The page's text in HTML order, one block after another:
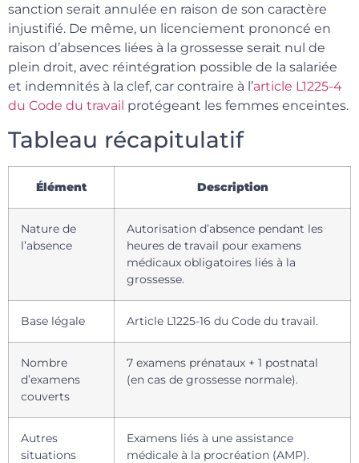
sanction serait annulée en raison de son caractère
injustifié. De même, un licenciement prononcé en
raison d’absences liées à la grossesse serait nul de
plein droit, avec réintégration possible de la salariée
et indemnités à la clef, car contraire à l’article L1225-4
du Code du travail protégeant les femmes enceintes.
Tableau récapitulatif
Élément Description
Nature de
l’absence
Autorisation d’absence pendant les
heures de travail pour examens
médicaux obligatoires liés à la
grossesse.
Base légale Article L1225-16 du Code du travail.
Nombre
d’examens
couverts
7 examens prénataux + 1 postnatal
(en cas de grossesse normale).
Autres
situations
Examens liés à une assistance
médicale à la procréation (AMP).